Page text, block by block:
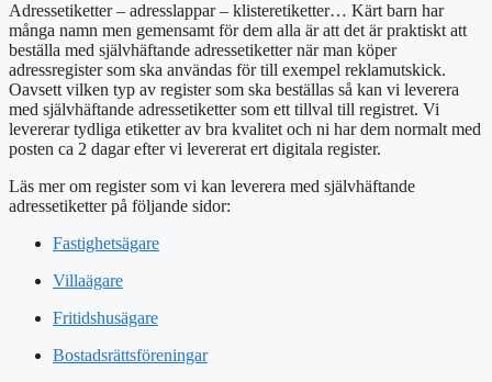
Adressetiketter – adresslappar – klisteretiketter… Kärt barn har
många namn men gemensamt för dem alla är att det är praktiskt att
beställa med självhäftande adressetiketter när man köper
adressregister som ska användas för till exempel reklamutskick.
Oavsett vilken typ av register som ska beställas så kan vi leverera
med självhäftande adressetiketter som ett tillval till registret. Vi
levererar tydliga etiketter av bra kvalitet och ni har dem normalt med
posten ca 2 dagar efter vi levererat ert digitala register.
Läs mer om register som vi kan leverera med självhäftande
adressetiketter på följande sidor:
Fastighetsägare
Villaägare
Fritidshusägare
Bostadsrättsföreningar